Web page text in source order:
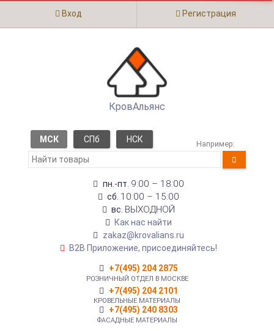
Вход Регистрация
КровАльянс
МСК СПб НСК Например:
пн.-пт. 9:00 – 18:00
сб. 10:00 – 15:00
вс. ВЫХОДНОЙ
Как нас найти
zakaz@krovalians.ru
B2B Приложение, присоединяйтесь!
+7(495) 204 2875
РОЗНИЧНЫЙ ОТДЕЛ В МОСКВЕ
+7(495) 204 2101
КРОВЕЛЬНЫЕ МАТЕРИАЛЫ
+7(495) 240 8303
ФАСАДНЫЕ МАТЕРИАЛЫ